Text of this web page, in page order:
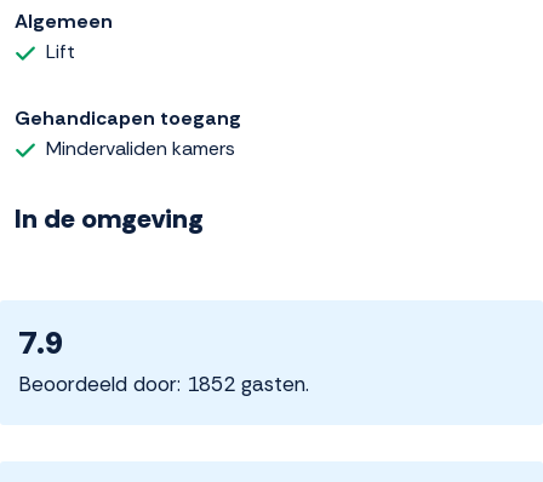
Algemeen
Lift
Gehandicapen toegang
Mindervaliden kamers
In de omgeving
7.9
Beoordeeld door: 1852 gasten.